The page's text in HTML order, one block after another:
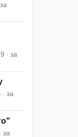
· за
за
за